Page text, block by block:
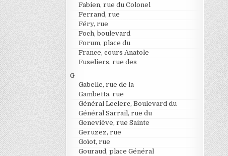
Fabien, rue du Colonel
Ferrand, rue
Féry, rue
Foch, boulevard
Forum, place du
France, cours Anatole
Fuseliers, rue des
G
Gabelle, rue de la
Gambetta, rue
Général Leclerc, Boulevard du
Général Sarrail, rue du
Geneviève, rue Sainte
Geruzez, rue
Goïot, rue
Gouraud, place Général